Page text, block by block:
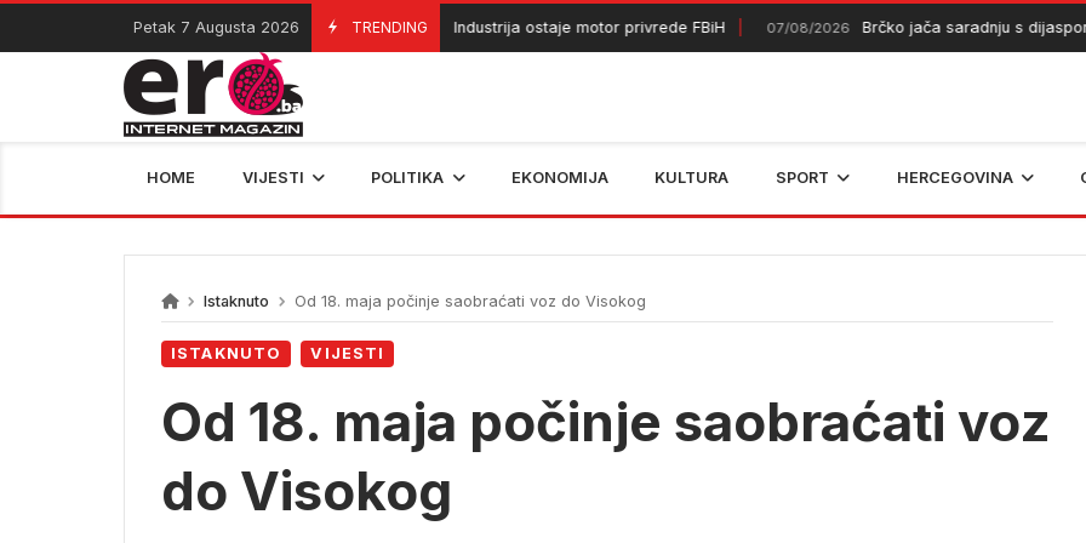
Skip
content
Petak 7 Augusta 2026 TRENDING
07/08/2026 Industrija ostaje motor privrede FBiH 07/08/2026 Brčko jača saradnju s dijasporom
HOME VIJESTI POLITIKA EKONOMIJA KULTURA SPORT HERCEGOVINA
Istaknuto Od 18. maja počinje saobraćati voz do Visokog
ISTAKNUTO VIJESTI
Od 18. maja počinje saobraćati voz
do Visokog